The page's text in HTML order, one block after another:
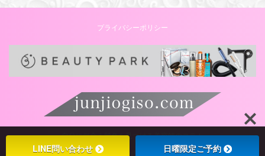
プライバシーポリシー
自分に似合う髪色を見つける美容師のコラム
© 2026 junjiogiso.com
LINE問い合わせ 日曜限定ご予約